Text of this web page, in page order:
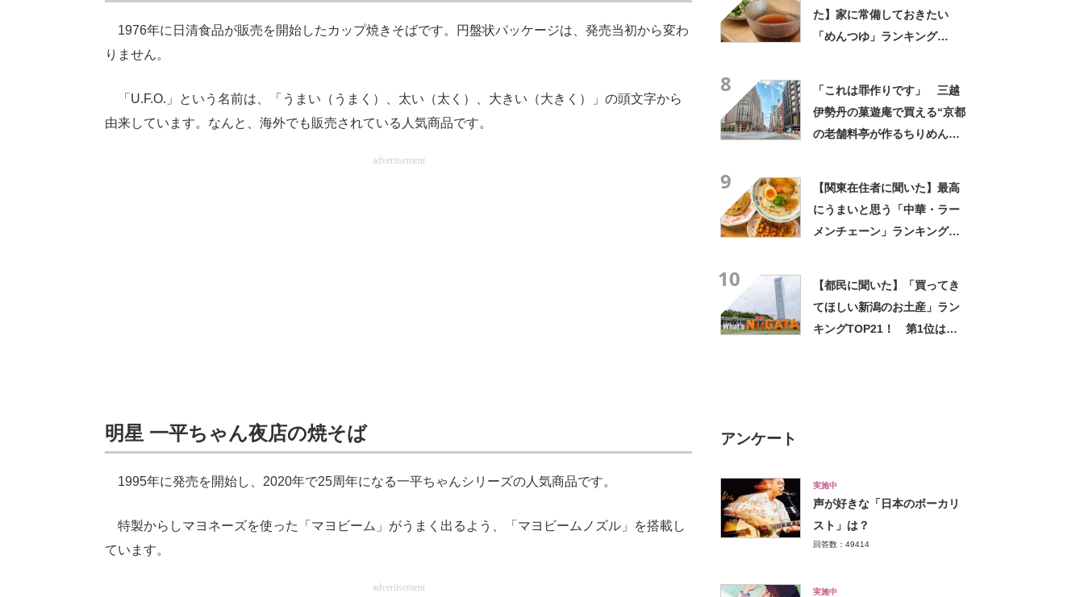
1976年に日清食品が販売を開始したカップ焼きそばです。円盤状パッケージは、発売当初から変わ
りません。
「U.F.O.」という名前は、「うまい（うまく）、太い（太く）、大きい（大きく）」の頭文字から
由来しています。なんと、海外でも販売されている人気商品です。
advertisement
明星 一平ちゃん夜店の焼そば
1995年に発売を開始し、2020年で25周年になる一平ちゃんシリーズの人気商品です。
特製からしマヨネーズを使った「マヨビーム」がうまく出るよう、「マヨビームノズル」を搭載し
ています。
advertisement
た】家に常備しておきたい
「めんつゆ」ランキング
8
「これは罪作りです」 三越
伊勢丹の菓遊庵で買える“京都
の老舗料亭が作るちりめんナ
9
【関東在住者に聞いた】最高
にうまいと思う「中華・ラー
メンチェーン」ランキング
10
【都民に聞いた】「買ってき
てほしい新潟のお土産」ラン
キングTOP21！ 第1位は
アンケート
実施中
声が好きな「日本のボーカリ
スト」は？
回答数：49414
実施中